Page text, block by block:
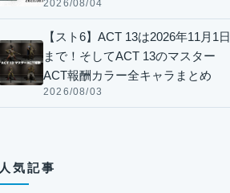
2026/08/04
【スト6】ACT 13は2026年11月1日
まで！そしてACT 13のマスター
ACT報酬カラー全キャラまとめ
2026/08/03
人気記事